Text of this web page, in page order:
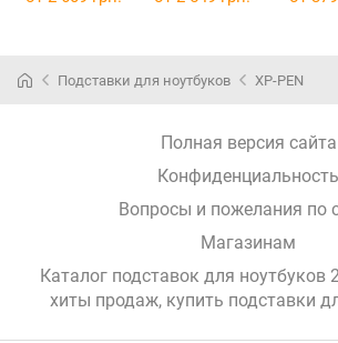
Подставки для ноутбуков XP-PEN
Полная версия сайта
Конфиденциальность
Вопросы и пожелания по
Магазинам
Каталог подставок для ноутбуков
хиты продаж, купить подставки